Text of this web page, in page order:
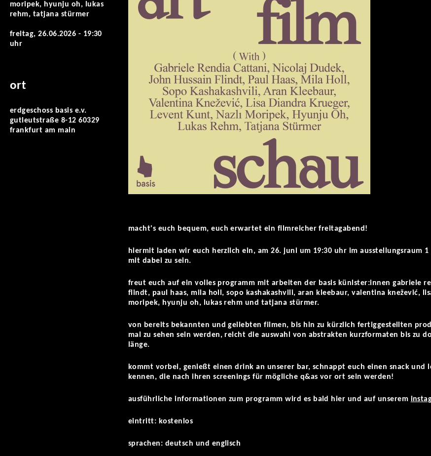
moripek, hyunju oh, lukas
rehm, tatjana stürmer
freitag, 26.06.2026 - 19:30
uhr
ort
erdgeschoss basis e.v.
gutleutstraße 8-12 60329
frankfurt am main
macht's euch bequem, euch erwartet ein filmreicher freitagabend!
hiermit laden wir euch herzlich ein, am 26. juni um 19:30 uhr im ausstellungsraum
mit dabei zu sein.
freut euch auf ein volles programm mit arbeiten der basis künlster:innen gabriele
flindt, paul haas, mila holl, sopo kashakashvili, aran kleebaur, valentina knežević,
moripek, hyunju oh, lukas rehm und tatjana stürmer.
von bereits bekannten und geliebten filmen, bis hin zu kürzlich fertiggestellten
mal zu sehen sein werden, reicht die auswahl von abstrakten kurzformaten bis zu
länge.
kommt vorbei, genießt einen drink an unserer bar, schnappt euch einen snack
kennen, die nach ihren screenings für mögliche q&as vor ort sein werden!
ausführliche informationen zum programm wird es bald hier und auf unserem
eintritt: kostenlos
sprachen: deutsch und englisch